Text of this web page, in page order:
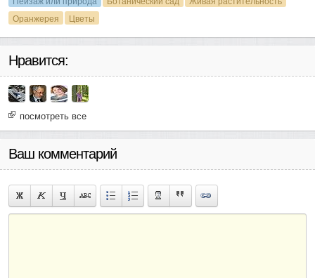
Оранжерея
Цветы
Нравится:
посмотреть все
Ваш комментарий